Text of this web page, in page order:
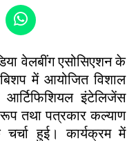
वेलबींग एसोसिएशन के
में आयोजित विशाल
इंटेलिजेंस
तथा पत्रकार कल्याण
चर्चा हुई। कार्यक्रम में